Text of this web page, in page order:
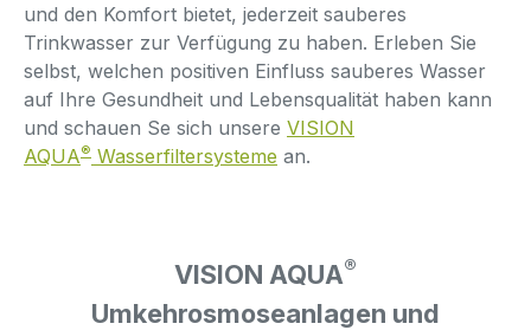
und den Komfort bietet, jederzeit sauberes
Trinkwasser zur Verfügung zu haben. Erleben Sie
selbst, welchen positiven Einfluss sauberes Wasser
auf Ihre Gesundheit und Lebensqualität haben kann
und schauen Se sich unsere VISION
AQUA® Wasserfiltersysteme an.
VISION AQUA®
Umkehrosmoseanlagen und